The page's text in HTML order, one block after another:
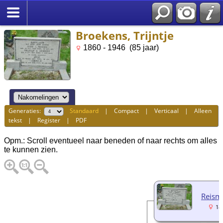
Broekens, Trijntje
1860 - 1946 (85 jaar)
Generaties: Standaard |Compact |Verticaal |Alleen
tekst | Register | PDF
Opm.: Scroll eventueel naar beneden of naar rechts om alles
te kunnen zien.